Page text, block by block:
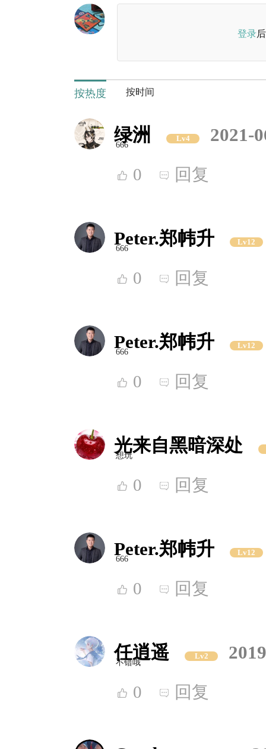
登录
按热度 按时间
绿洲 Lv4 2021-
666
0 回复
Peter.郑帏升 Lv12
666
0 回复
Peter.郑帏升 Lv12
666
0 回复
光来自黑暗深处
想玩
0 回复
Peter.郑帏升 Lv12
666
0 回复
任逍遥 Lv2
不错哦
0 回复